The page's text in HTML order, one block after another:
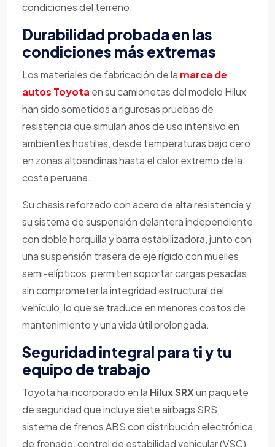
condiciones del terreno.
Durabilidad probada en las
condiciones más extremas
Los materiales de fabricación de la marca de
autos Toyota en su camionetas del modelo Hilux
han sido sometidos a rigurosas pruebas de
resistencia que simulan años de uso intensivo en
ambientes hostiles, desde temperaturas bajo cero
en zonas altoandinas hasta el calor extremo de la
costa peruana.
Su chasis reforzado con acero de alta resistencia y
su sistema de suspensión delantera independiente
con doble horquilla y barra estabilizadora, junto con
una suspensión trasera de eje rígido con muelles
semi-elípticos, permiten soportar cargas pesadas
sin comprometer la integridad estructural del
vehículo, lo que se traduce en menores costos de
mantenimiento y una vida útil prolongada.
Seguridad integral para ti y tu
equipo de trabajo
Toyota ha incorporado en la Hilux SRXun paquete
de seguridad que incluye siete airbags SRS,
sistema de frenos ABS con distribución electrónica
de frenado, control de estabilidad vehicular (VSC)